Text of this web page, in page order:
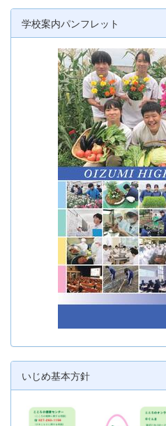
学校案内パンフレット
いじめ基本方針